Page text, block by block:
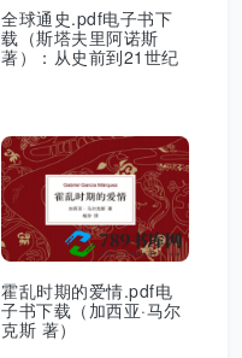
全球通史.pdf电子书下
载（斯塔夫里阿诺斯
著）：从史前到21世纪
霍乱时期的爱情.pdf电
子书下载（加西亚·马尔
克斯 著）